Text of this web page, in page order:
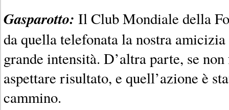
Gasparotto: Il Club Mondiale della
da quella telefonata la nostra
grande intensità. D’altra parte, se
aspettare risultato, e quell’azione è
cammino.